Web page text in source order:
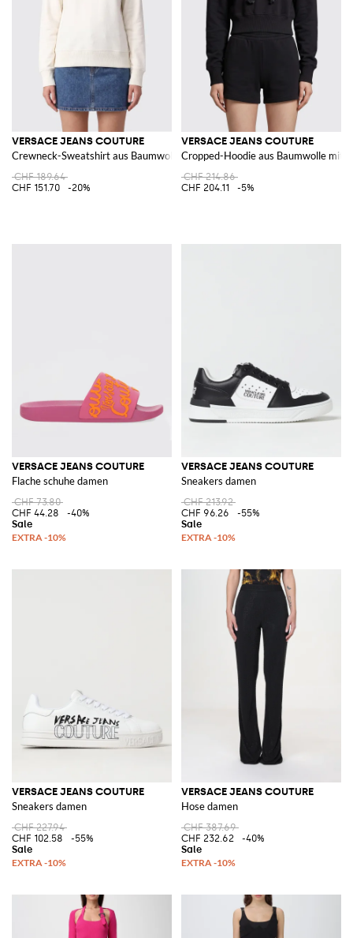
VERSACE JEANS COUTURE
Crewneck-Sweatshirt aus Baumwolle mit Kontrastlogo
CHF 189.64
CHF 151.70
-20%
VERSACE JEANS COUTURE
Cropped-Hoodie aus Baumwolle mit
CHF 214.86
CHF 204.11
-5%
VERSACE JEANS COUTURE
Flache schuhe damen
CHF 73.80
CHF 44.28
-40%
VERSACE JEANS COUTURE
Sneakers damen
CHF 213.92
CHF 96.26
-55%
VERSACE JEANS COUTURE
Sneakers damen
CHF 227.94
CHF 102.58
-55%
VERSACE JEANS COUTURE
Hose damen
CHF 387.69
CHF 232.62
-40%